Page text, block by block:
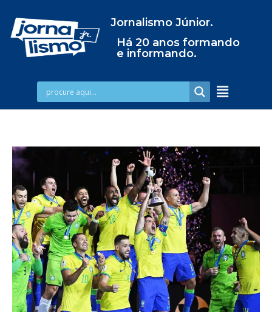
Jornalismo Júnior.
Há 20 anos formando
e informando.